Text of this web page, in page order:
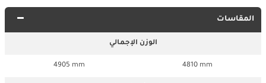
المقاسات
الوزن الإجمالي
4810 mm
4905 mm